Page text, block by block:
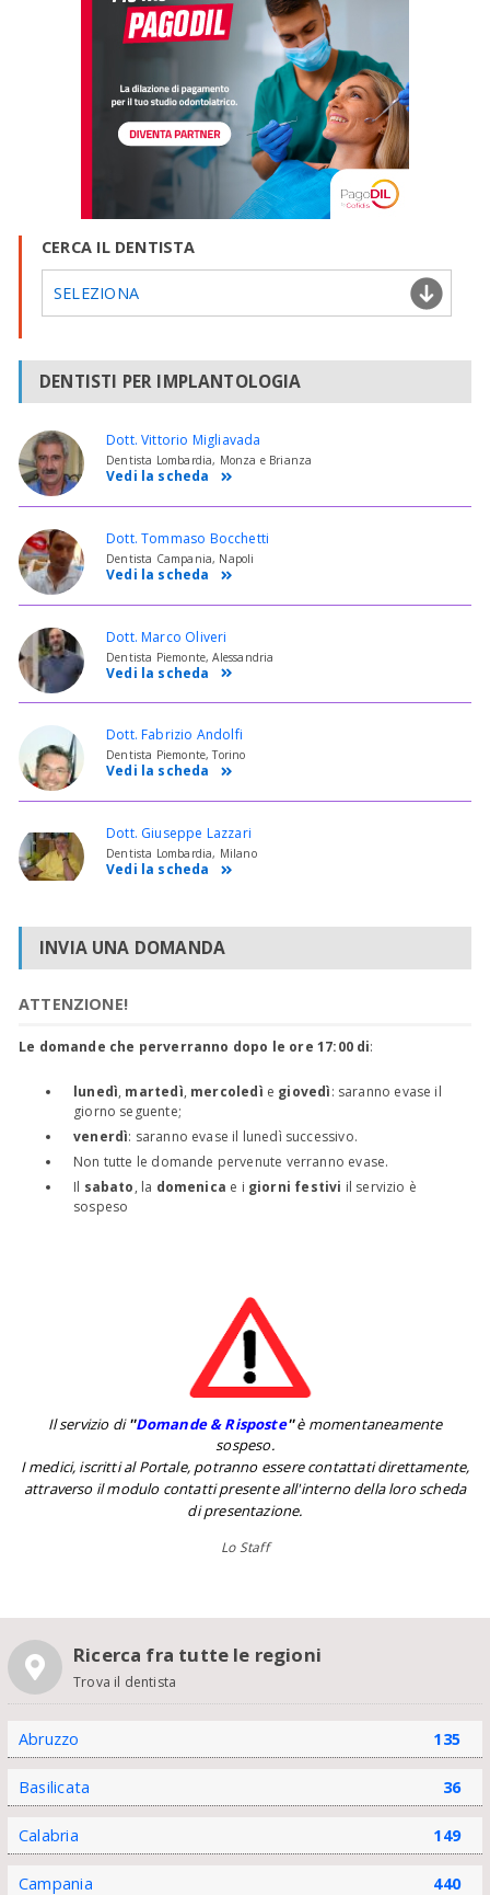
CERCA IL DENTISTA
SELEZIONA
DENTISTI PER IMPLANTOLOGIA
Dott. Vittorio Migliavada
Dentista Lombardia, Monza e Brianza
Vedi la scheda
Dott. Tommaso Bocchetti
Dentista Campania, Napoli
Vedi la scheda
Dott. Marco Oliveri
Dentista Piemonte, Alessandria
Vedi la scheda
Dott. Fabrizio Andolfi
Dentista Piemonte, Torino
Vedi la scheda
Dott. Giuseppe Lazzari
Dentista Lombardia, Milano
Vedi la scheda
INVIA UNA DOMANDA
ATTENZIONE!
Le domande che perverranno dopo le ore 17:00 di:
lunedì, martedì, mercoledì e giovedì: saranno evase il
giorno seguente;
venerdì: saranno evase il lunedì successivo.
Non tutte le domande pervenute verranno evase.
Il sabato, la domenica e i giorni festivi il servizio è
sospeso
Il servizio di''Domande & Risposte''è momentaneamente
sospeso.
I medici, iscritti al Portale, potranno essere contattati direttamente,
attraverso il modulo contatti presente all'interno della loro scheda
di presentazione.
Lo Staff
Ricerca fra tutte le regioni
Trova il dentista
Abruzzo 135
Basilicata 36
Calabria 149
Campania 440